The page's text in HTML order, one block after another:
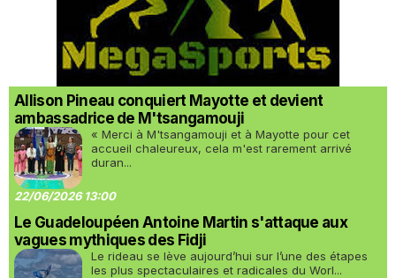
Allison Pineau conquiert Mayotte et devient
ambassadrice de M'tsangamouji
« Merci à M'tsangamouji et à Mayotte pour cet
accueil chaleureux, cela m'est rarement arrivé
duran...
22/06/2026 13:00
Le Guadeloupéen Antoine Martin s'attaque aux
vagues mythiques des Fidji
Le rideau se lève aujourd’hui sur l’une des étapes
les plus spectaculaires et radicales du Worl...